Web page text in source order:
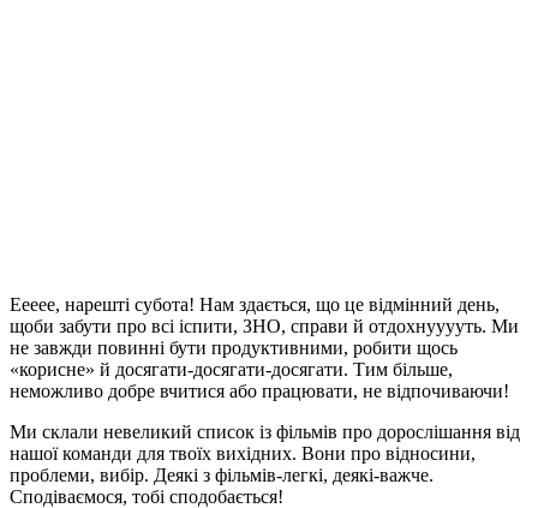
Еееее, нарешті субота! Нам здається, що це відмінний день,
щоби забути про всі іспити, ЗНО, справи й отдохнууууть. Ми
не завжди повинні бути продуктивними, робити щось
«корисне» й досягати-досягати-досягати. Тим більше,
неможливо добре вчитися або працювати, не відпочиваючи!
Ми склали невеликий список із фільмів про дорослішання від
нашої команди для твоїх вихідних. Вони про відносини,
проблеми, вибір. Деякі з фільмів-легкі, деякі-важче.
Сподіваємося, тобі сподобається!